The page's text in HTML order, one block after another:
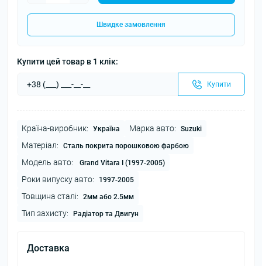
Швидке замовлення
Купити цей товар в 1 клік:
Купити
Країна-виробник: Україна Марка авто: Suzuki
Матеріал: Сталь покрита порошковою фарбою
Модель авто: Grand Vitara I (1997-2005)
Роки випуску авто: 1997-2005
Товщина сталі: 2мм або 2.5мм
Тип захисту: Радіатор та Двигун
Доставка